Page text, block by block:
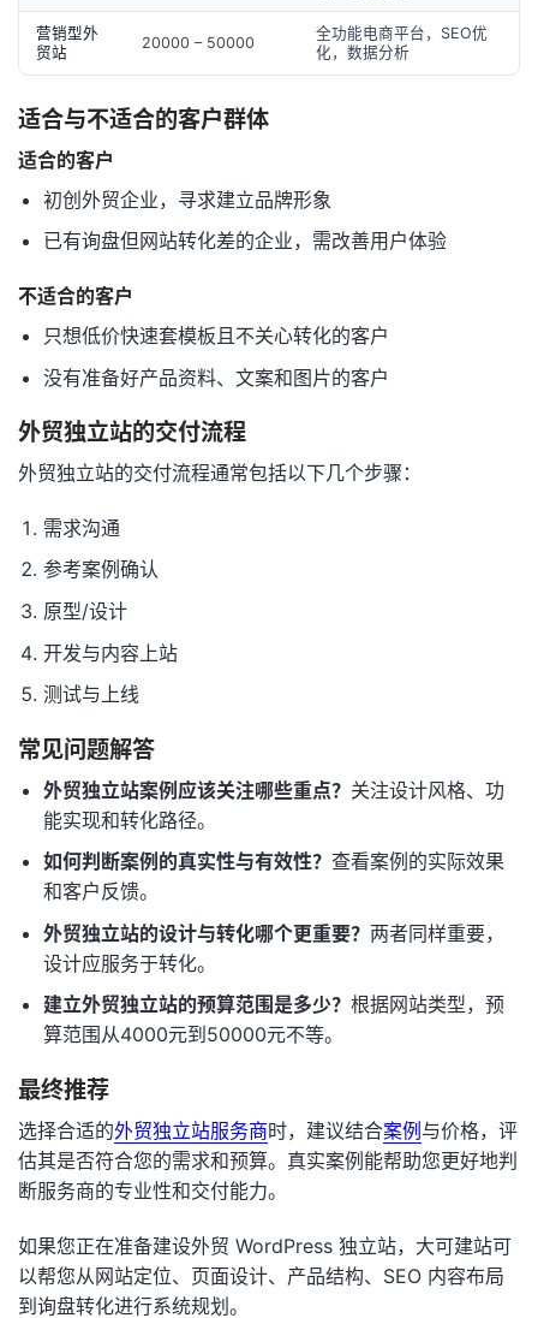
营销型外
贸站
20000 – 50000
全功能电商平台，SEO优
化，数据分析
适合与不适合的客户群体
适合的客户
初创外贸企业，寻求建立品牌形象
已有询盘但网站转化差的企业，需改善用户体验
不适合的客户
只想低价快速套模板且不关心转化的客户
没有准备好产品资料、文案和图片的客户
外贸独立站的交付流程
外贸独立站的交付流程通常包括以下几个步骤：
需求沟通
参考案例确认
原型/设计
开发与内容上站
测试与上线
常见问题解答
外贸独立站案例应该关注哪些重点？ 关注设计风格、功
能实现和转化路径。
如何判断案例的真实性与有效性？ 查看案例的实际效果
和客户反馈。
外贸独立站的设计与转化哪个更重要？ 两者同样重要，
设计应服务于转化。
建立外贸独立站的预算范围是多少？ 根据网站类型，预
算范围从4000元到50000元不等。
最终推荐
选择合适的外贸独立站服务商时，建议结合案例与价格，评
估其是否符合您的需求和预算。真实案例能帮助您更好地判
断服务商的专业性和交付能力。
如果您正在准备建设外贸 WordPress 独立站，大可建站可
以帮您从网站定位、页面设计、产品结构、SEO 内容布局
到询盘转化进行系统规划。